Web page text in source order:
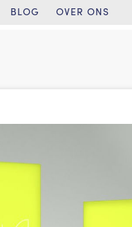
BLOG OVER ONS